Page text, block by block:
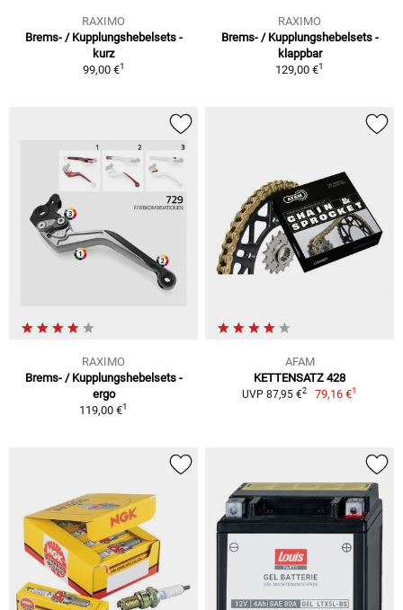
RAXIMO
Brems- / Kupplungshebelsets -
kurz
99,00 €1
RAXIMO
Brems- / Kupplungshebelsets -
klappbar
129,00 €1
RAXIMO
Brems- / Kupplungshebelsets -
ergo
119,00 €1
AFAM
KETTENSATZ 428
UVP 87,95 €2 79,16 €1